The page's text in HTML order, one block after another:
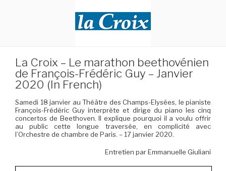
La Croix – Le marathon beethovénien
de François-Frédéric Guy – Janvier
2020 (In French)
Samedi 18 janvier au Théâtre des Champs-Elysées, le pianiste
François-Frédéric Guy interprète et dirige du piano les cinq
concertos de Beethoven. Il explique pourquoi il a voulu offrir
au public cette longue traversée, en complicité avec
l’Orchestre de chambre de Paris. – 17 janvier 2020.
Entretien par Emmanuelle Giuliani